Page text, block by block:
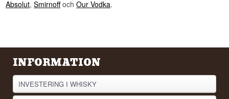
Absolut,SmirnoffochOur Vodka.
INFORMATION
INVESTERING I WHISKY